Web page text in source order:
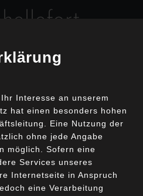
Lösung für
Interesse an unserem
hat einen besonders hohen
Eine Nutzung der
ohne jede Angabe
möglich. Sofern eine
Services unseres
Internetseite in Anspruch
eine Verarbeitung